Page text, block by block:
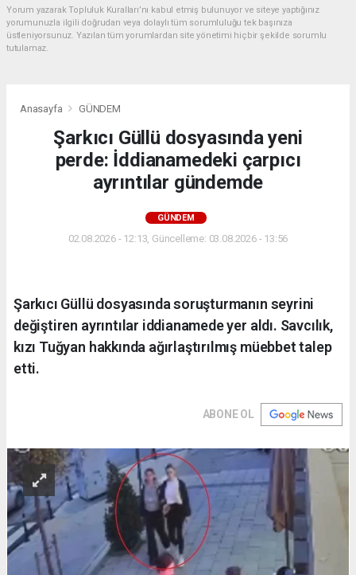
Yorum yazarak Topluluk Kuralları’nı kabul etmiş bulunuyor ve siteye yaptığınız
yorumunuzla ilgili doğrudan veya dolaylı tüm sorumluluğu tek başınıza
üstleniyorsunuz. Yazılan tüm yorumlardan site yönetimi hiçbir şekilde sorumlu
tutulamaz.
Anasayfa GÜNDEM
Şarkıcı Güllü dosyasında yeni
perde: İddianamedeki çarpıcı
ayrıntılar gündemde
GÜNDEM
02.08.2026 - 12:13, Güncelleme: 03.08.2026 - 13:56
Şarkıcı Güllü dosyasında soruşturmanın seyrini
değiştiren ayrıntılar iddianamede yer aldı. Savcılık,
kızı Tuğyan hakkında ağırlaştırılmış müebbet talep
etti.
ABONE OL